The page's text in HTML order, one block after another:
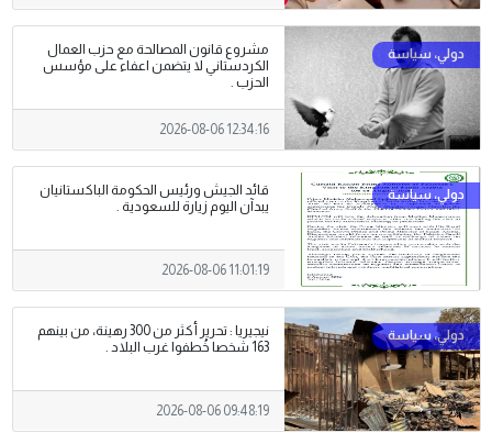
مشروع قانون المصالحة مع حزب العمال
الكردستاني لا يتضمن اعفاء على مؤسس
الحزب .
2026-08-06 12:34:16
قائد الجيش ورئيس الحكومة الباكستانيان
يبدآن اليوم زيارة للسعودية .
2026-08-06 11:01:19
نيجيريا : تحرير أكثر من 300 رهينة، من بينهم
163 شخصا خُطفوا غرب البلاد .
2026-08-06 09:48:19